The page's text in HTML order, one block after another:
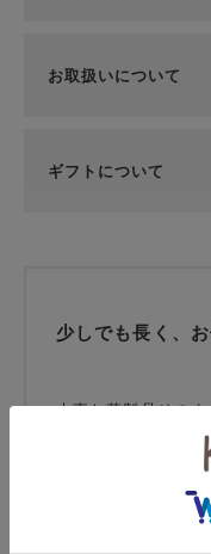
お取扱いについて
ギフトについて
少しでも長く、
大事な革製品その
消臭・乾燥・芳香
ほのかなサボンの
ることができます。